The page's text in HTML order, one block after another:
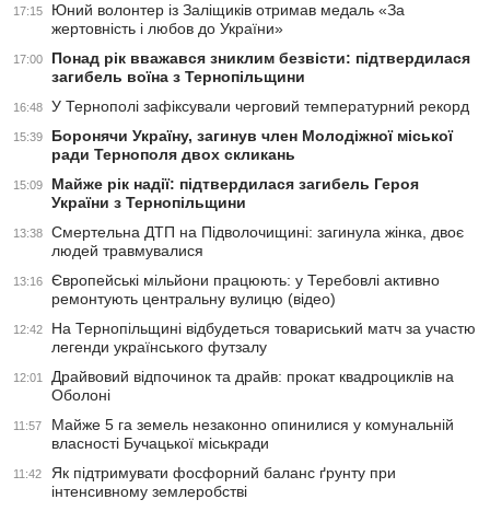
17:15
Юний волонтер із Заліщиків отримав медаль «За
жертовність і любов до України»
17:00
Понад рік вважався зниклим безвісти: підтвердилася
загибель воїна з Тернопільщини
16:48 У Тернополі зафіксували черговий температурний рекорд
15:39
Боронячи Україну, загинув член Молодіжної міської
ради Тернополя двох скликань
15:09
Майже рік надії: підтвердилася загибель Героя
України з Тернопільщини
13:38
Смертельна ДТП на Підволочищині: загинула жінка, двоє
людей травмувалися
13:16
Європейські мільйони працюють: у Теребовлі активно
ремонтують центральну вулицю (відео)
12:42
На Тернопільщині відбудеться товариський матч за участю
легенди українського футзалу
12:01
Драйвовий відпочинок та драйв: прокат квадроциклів на
Оболоні
11:57
Майже 5 га земель незаконно опинилися у комунальній
власності Бучацької міськради
11:42
Як підтримувати фосфорний баланс ґрунту при
інтенсивному землеробстві